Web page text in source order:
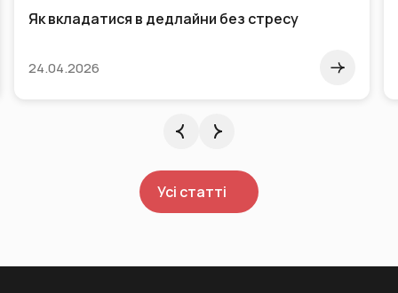
Як вкладатися в дедлайни без стресу
24.04.2026
Усі статті